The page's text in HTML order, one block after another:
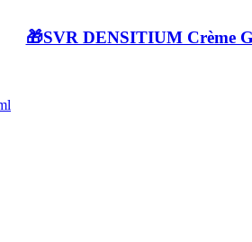
🎁SVR DENSITIUM Crème